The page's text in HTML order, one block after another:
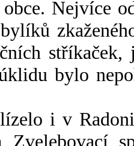
obce. Nejvíce
stříkaček,
bylo
i v
Zvelebovací